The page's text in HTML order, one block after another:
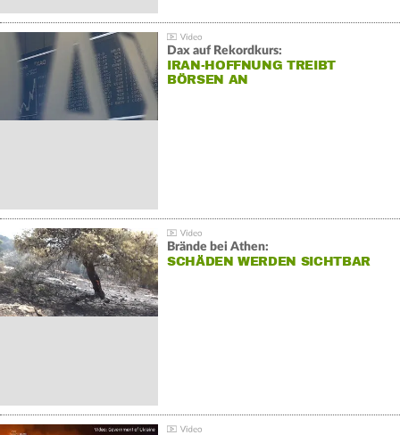
Dax auf Rekordkurs:
IRAN-HOFFNUNG TREIBT
BÖRSEN AN
Brände bei Athen:
SCHÄDEN WERDEN SICHTBAR